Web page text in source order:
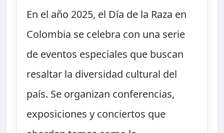
En el año 2025, el Día de la Raza en
Colombia se celebra con una serie
de eventos especiales que buscan
resaltar la diversidad cultural del
país. Se organizan conferencias,
exposiciones y conciertos que